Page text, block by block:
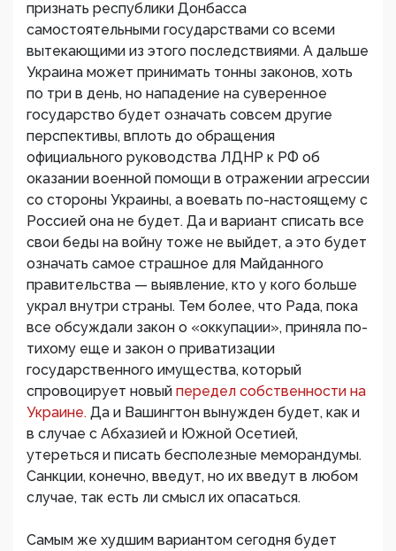
признать республики Донбасса
самостоятельными государствами со всеми
вытекающими из этого последствиями. А дальше
Украина может принимать тонны законов, хоть
по три в день, но нападение на суверенное
государство будет означать совсем другие
перспективы, вплоть до обращения
официального руководства ЛДНР к РФ об
оказании военной помощи в отражении агрессии
со стороны Украины, а воевать по-настоящему с
Россией она не будет. Да и вариант списать все
свои беды на войну тоже не выйдет, а это будет
означать самое страшное для Майданного
правительства — выявление, кто у кого больше
украл внутри страны. Тем более, что Рада, пока
все обсуждали закон о «оккупации», приняла по-
тихому еще и закон о приватизации
государственного имущества, который
спровоцирует новый передел собственности на
Украине. Да и Вашингтон вынужден будет, как и
в случае с Абхазией и Южной Осетией,
утереться и писать бесполезные меморандумы.
Санкции, конечно, введут, но их введут в любом
случае, так есть ли смысл их опасаться.
Самым же худшим вариантом сегодня будет